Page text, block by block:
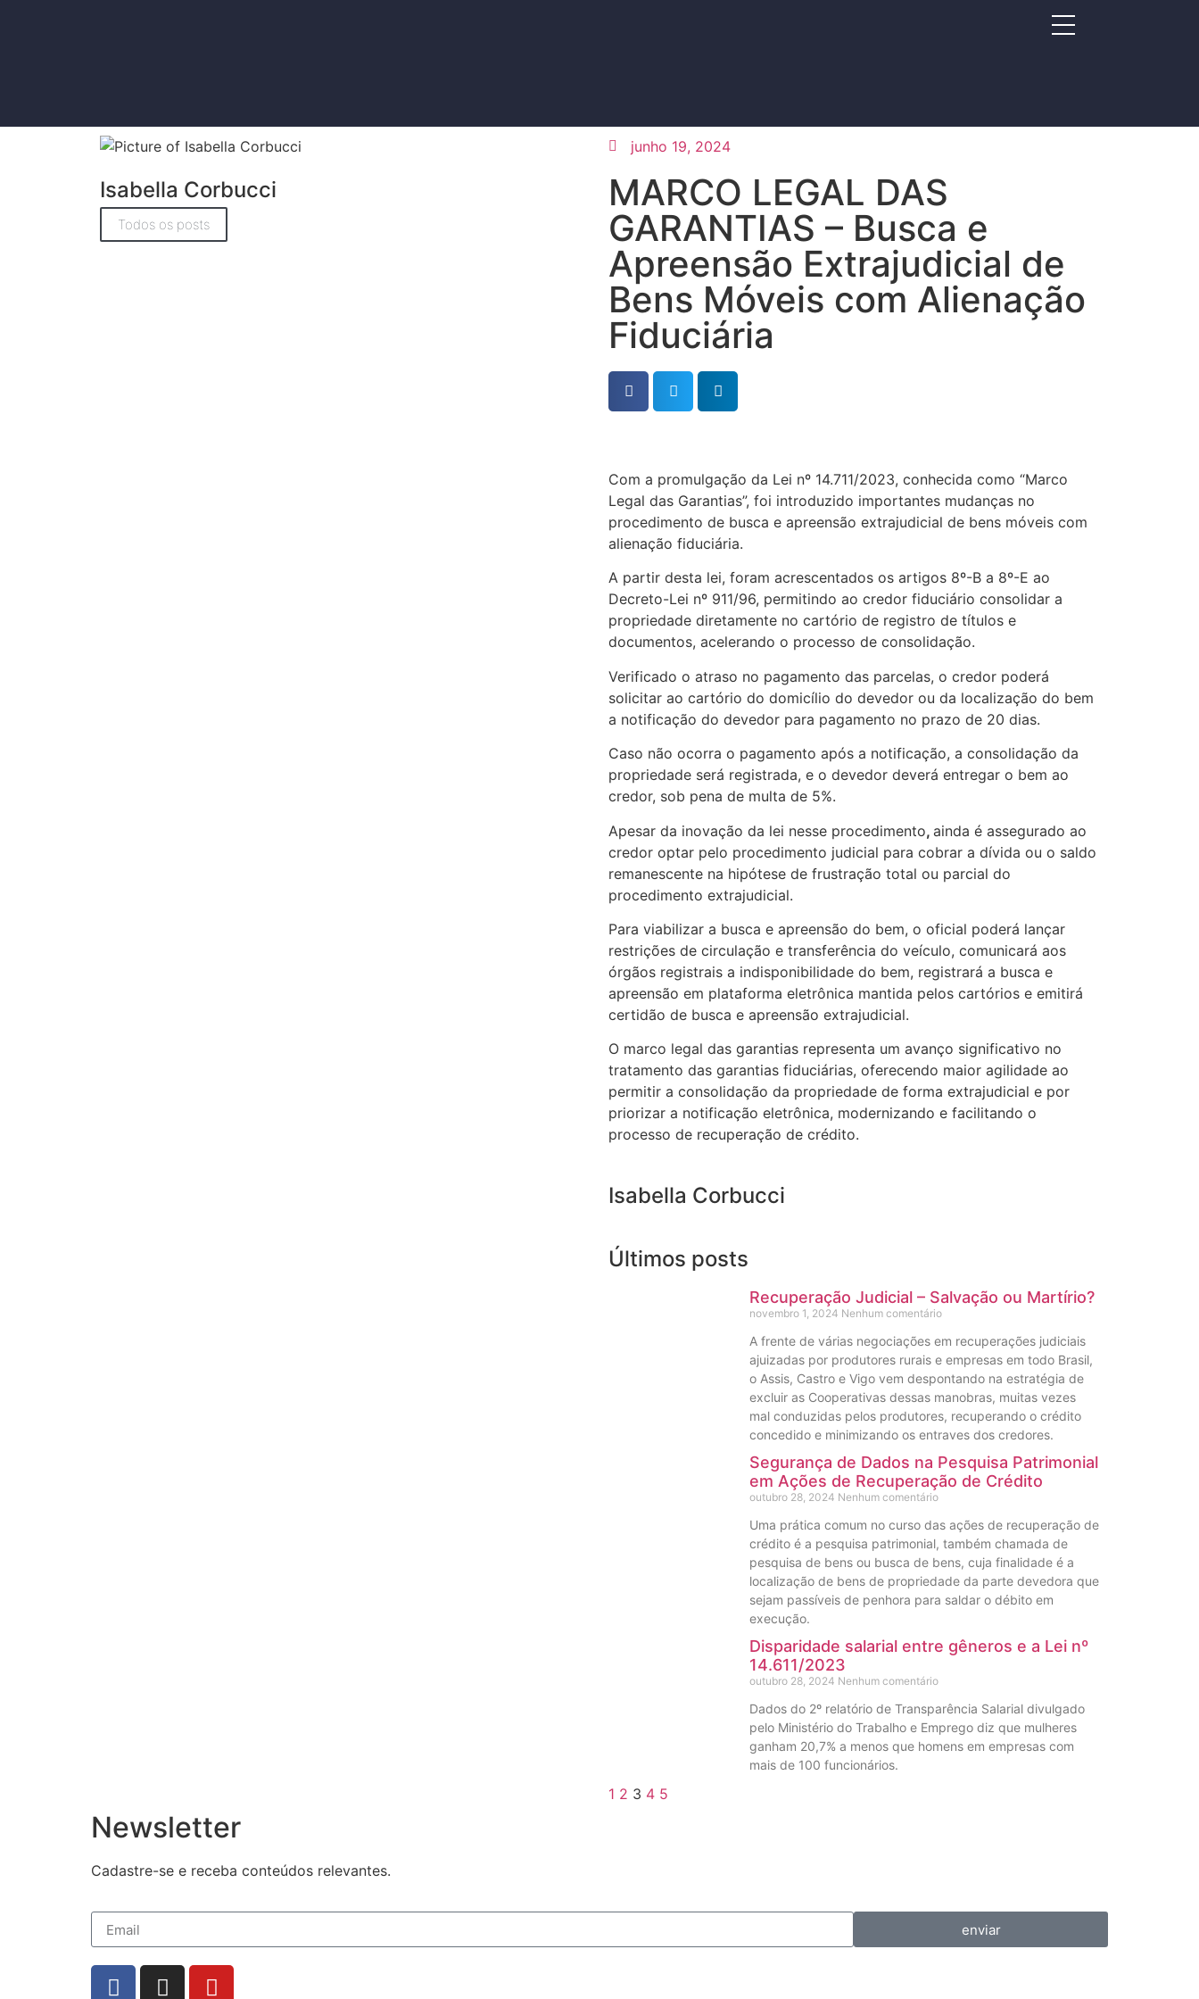
Isabella Corbucci
Todos os posts
junho 19, 2024
MARCO LEGAL DAS
GARANTIAS – Busca e
Apreensão Extrajudicial de
Bens Móveis com Alienação
Fiduciária
Com a promulgação da Lei nº 14.711/2023, conhecida como “Marco
Legal das Garantias”, foi introduzido importantes mudanças no
procedimento de busca e apreensão extrajudicial de bens móveis com
alienação fiduciária.
A partir desta lei, foram acrescentados os artigos 8º-B a 8º-E ao
Decreto-Lei nº 911/96, permitindo ao credor fiduciário consolidar a
propriedade diretamente no cartório de registro de títulos e
documentos, acelerando o processo de consolidação.
Verificado o atraso no pagamento das parcelas, o credor poderá
solicitar ao cartório do domicílio do devedor ou da localização do bem
a notificação do devedor para pagamento no prazo de 20 dias.
Caso não ocorra o pagamento após a notificação, a consolidação da
propriedade será registrada, e o devedor deverá entregar o bem ao
credor, sob pena de multa de 5%.
Apesar da inovação da lei nesse procedimento, ainda é assegurado ao
credor optar pelo procedimento judicial para cobrar a dívida ou o saldo
remanescente na hipótese de frustração total ou parcial do
procedimento extrajudicial.
Para viabilizar a busca e apreensão do bem, o oficial poderá lançar
restrições de circulação e transferência do veículo, comunicará aos
órgãos registrais a indisponibilidade do bem, registrará a busca e
apreensão em plataforma eletrônica mantida pelos cartórios e emitirá
certidão de busca e apreensão extrajudicial.
O marco legal das garantias representa um avanço significativo no
tratamento das garantias fiduciárias, oferecendo maior agilidade ao
permitir a consolidação da propriedade de forma extrajudicial e por
priorizar a notificação eletrônica, modernizando e facilitando o
processo de recuperação de crédito.
Isabella Corbucci
Últimos posts
Recuperação Judicial – Salvação ou Martírio?
novembro 1, 2024 Nenhum comentário
A frente de várias negociações em recuperações judiciais
ajuizadas por produtores rurais e empresas em todo Brasil,
o Assis, Castro e Vigo vem despontando na estratégia de
excluir as Cooperativas dessas manobras, muitas vezes
mal conduzidas pelos produtores, recuperando o crédito
concedido e minimizando os entraves dos credores.
Segurança de Dados na Pesquisa Patrimonial
em Ações de Recuperação de Crédito
outubro 28, 2024 Nenhum comentário
Uma prática comum no curso das ações de recuperação de
crédito é a pesquisa patrimonial, também chamada de
pesquisa de bens ou busca de bens, cuja finalidade é a
localização de bens de propriedade da parte devedora que
sejam passíveis de penhora para saldar o débito em
execução.
Disparidade salarial entre gêneros e a Lei nº
14.611/2023
outubro 28, 2024 Nenhum comentário
Dados do 2º relatório de Transparência Salarial divulgado
pelo Ministério do Trabalho e Emprego diz que mulheres
ganham 20,7% a menos que homens em empresas com
mais de 100 funcionários.
1 2 3 4 5
Newsletter
Cadastre-se e receba conteúdos relevantes.
enviar